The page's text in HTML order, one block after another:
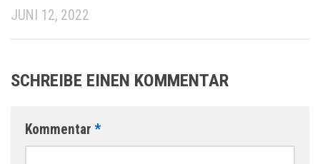
JUNI 12, 2022
SCHREIBE EINEN KOMMENTAR
Kommentar *